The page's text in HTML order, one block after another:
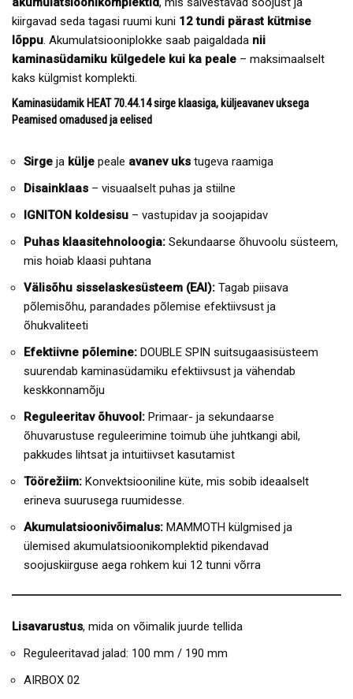
kiirgavad seda tagasi ruumi kuni 12 tundi pärast kütmise
lõppu. Akumulatsiooniplokke saab paigaldada nii
kaminasüdamiku külgedele kui ka peale – maksimaalselt
kaks külgmist komplekti.
Kaminasüdamik HEAT 70.44.14 sirge klaasiga, küljeavanev uksega
Peamised omadused ja eelised
Sirge ja külje peale avanev uks tugeva raamiga
Disainklaas – visuaalselt puhas ja stiilne
IGNITON koldesisu – vastupidav ja soojapidav
Puhas klaasitehnoloogia: Sekundaarse õhuvoolu süsteem,
mis hoiab klaasi puhtana
Välisõhu sisselaskesüsteem (EAI): Tagab piisava
põlemisõhu, parandades põlemise efektiivsust ja
õhukvaliteeti
Efektiivne põlemine: DOUBLE SPIN suitsugaasisüsteem
suurendab kaminasüdamiku efektiivsust ja vähendab
keskkonnamõju
Reguleeritav õhuvool: Primaar- ja sekundaarse
õhuvarustuse reguleerimine toimub ühe juhtkangi abil,
pakkudes lihtsat ja intuitiivset kasutamist
Töörežiim: Konvektsiooniline küte, mis sobib ideaalselt
erineva suurusega ruumidesse.
Akumulatsioonivõimalus: MAMMOTH külgmised ja
ülemised akumulatsioonikomplektid pikendavad
soojuskiirguse aega rohkem kui 12 tunni võrra
Lisavarustus, mida on võimalik juurde tellida
Reguleeritavad jalad: 100 mm / 190 mm
AIRBOX 02